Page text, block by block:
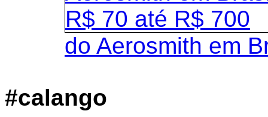
do Aerosmith em
#calango